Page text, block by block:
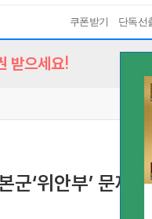
쿠폰받기 단독선
받으세요!
‘위안부’ 문제 [